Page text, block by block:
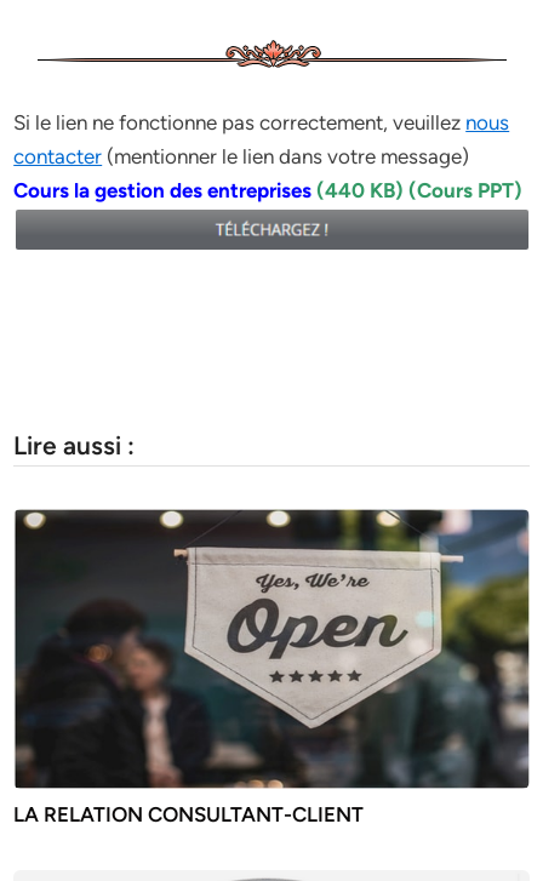
Si le lien ne fonctionne pas correctement, veuillez nous
contacter (mentionner le lien dans votre message)
Cours la gestion des entreprises(440 KB) (Cours PPT)
Lire aussi :
LA RELATION CONSULTANT-CLIENT